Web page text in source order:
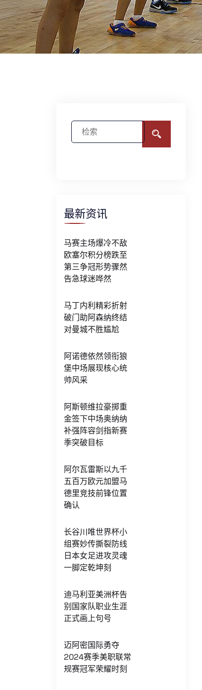
最新资讯
马赛主场爆冷不敌
欧塞尔积分榜跌至
第三争冠形势骤然
告急球迷哗然
马丁内利精彩折射
破门助阿森纳终结
对曼城不胜尴尬
阿诺德依然领衔狼
堡中场展现核心统
帅风采
阿斯顿维拉豪掷重
金签下中场奥纳纳
补强阵容剑指新赛
季突破目标
阿尔瓦雷斯以九千
五百万欧元加盟马
德里竞技前锋位置
确认
长谷川唯世界杯小
组赛妙传撕裂防线
日本女足进攻灵魂
一脚定乾坤刻
迪马利亚美洲杯告
别国家队职业生涯
正式画上句号
迈阿密国际勇夺
2024赛季美职联常
规赛冠军荣耀时刻